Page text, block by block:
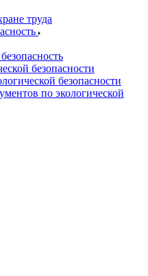
труда
безопасности
безопасности
по экологической